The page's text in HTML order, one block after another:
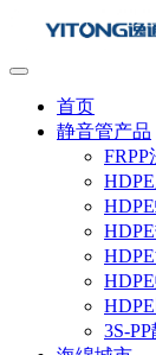
首页
静音管产品
3S-